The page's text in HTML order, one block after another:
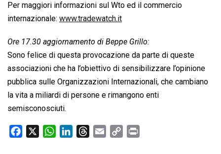
Per maggiori informazioni sul Wto ed il commercio
internazionale: www.tradewatch.it
Ore 17.30 aggiornamento di Beppe Grillo:
Sono felice di questa provocazione da parte di queste
associazioni che ha l’obiettivo di sensibilizzare l’opinione
pubblica sulle Organizzazioni Internazionali, che cambiano
la vita a miliardi di persone e rimangono enti
semisconosciuti.
W